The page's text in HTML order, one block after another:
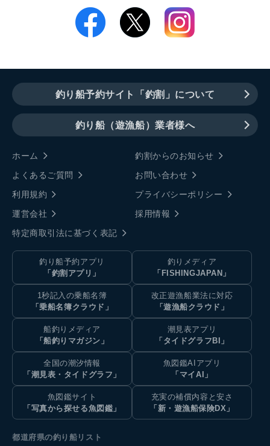
釣り船予約サイト「釣割」について
釣り船（遊漁船）業者様へ
ホーム
釣割からのお知らせ
よくあるご質問
お問い合わせ
利用規約
プライバシーポリシー
運営会社
採用情報
特定商取引法に基づく表記
釣り船予約アプリ
「釣割アプリ」
釣りメディア
「FISHINGJAPAN」
1秒記入の乗船名簿
「乗船名簿クラウド」
改正遊漁船業法に対応
「遊漁船クラウド」
船釣りメディア
「船釣りマガジン」
潮見表アプリ
「タイドグラフBI」
全国の潮汐情報
「潮見表・タイドグラフ」
魚図鑑AIアプリ
「マイAI」
魚図鑑サイト
「写真から探せる魚図鑑」
充実の補償内容と安さ
「新・遊漁船保険DX」
都道府県の釣り船リスト